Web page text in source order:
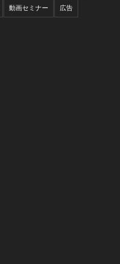
動画セミナー 広告